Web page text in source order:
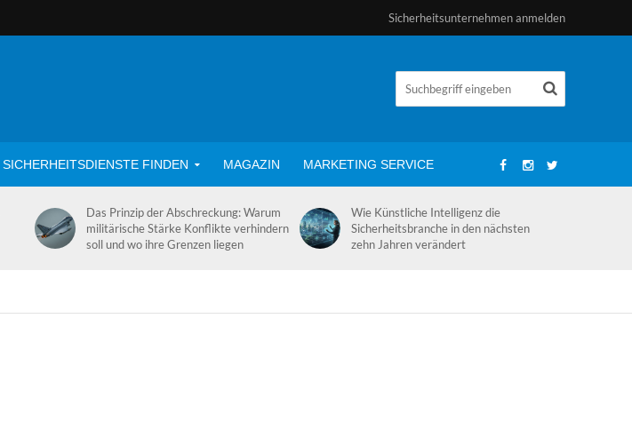
Sicherheitsunternehmen anmelden
SICHERHEITSDIENSTE FINDEN MAGAZIN MARKETING SERVICE
Das Prinzip der Abschreckung: Warum
militärische Stärke Konflikte verhindern
soll und wo ihre Grenzen liegen
Wie Künstliche Intelligenz die
Sicherheitsbranche in den nächsten
zehn Jahren verändert